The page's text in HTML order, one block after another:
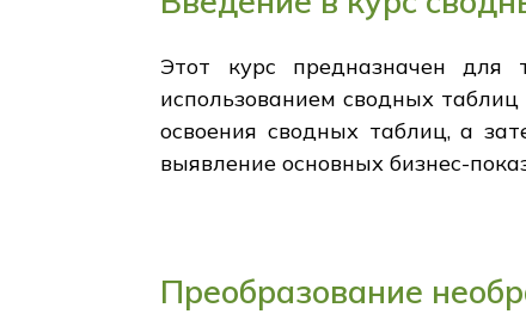
Этот курс предназначен для
использованием сводных
освоения сводных таблиц, а
выявление основных бизнес-
Преобразование